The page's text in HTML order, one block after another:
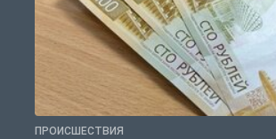
ПРОИСШЕСТВИЯ